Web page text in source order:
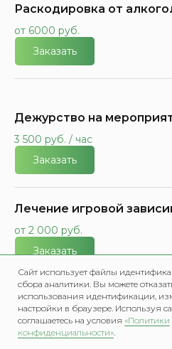
Главная Меню
Раскодировка от
от 6000 руб.
Заказать
Дежурство на
3 500 руб. / час
Заказать
Лечение игровой
от 2 000 руб.
Заказать
Лечение токсикомании
от 2 000 руб.
Заказать
Сайт использует файлы
сбора аналитики. Вы можете
использования идентификации,
настройки в браузере. Используя
соглашаетесь на условия «Политики
конфиденциальности».